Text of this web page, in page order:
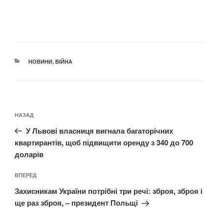
КАТЕГОРІЇ
НОВИНИ, ВІЙНА
записів
Попередній
запис:
НАЗАД
У Львові власниця вигнала багаторічних
квартирантів, щоб підвищити оренду з 340 до 700
доларів
Наступний
запис
ВПЕРЕД
Захисникам України потрібні три речі: зброя, зброя і
ще раз зброя, – президент Польщі